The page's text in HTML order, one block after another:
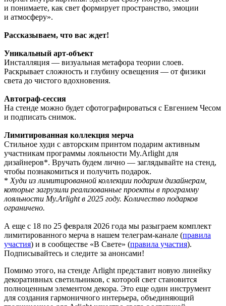
и понимаете, как свет формирует пространство, эмоции
и атмосферу».
Рассказываем, что вас ждет!
Уникальный арт-объект
Инсталляция — визуальная метафора теории слоев.
Раскрывает сложность и глубину освещения — от физики
света до чистого вдохновения.
Автограф-сессия
На стенде можно будет сфотографироваться с Евгением Чесом
и подписать снимок.
Лимитированная коллекция мерча
Стильное худи с авторским принтом подарим активным
участникам программы лояльности My.Arlight для
дизайнеров*. Вручать будем лично — заглядывайте на стенд,
чтобы познакомиться и получить подарок.
* Худи из лимитированной коллекции подарим дизайнерам,
которые загрузили реализованные проекты в программу
лояльности My.Arlight в 2025 году. Количество подарков
ограничено.
А еще с 18 по 25 февраля 2026 года мы разыграем комплект
лимитированного мерча в нашем телеграм-канале (правила
участия) и в сообществе «В Свете» (правила участия).
Подписывайтесь и следите за анонсами!
Помимо этого, на стенде Arlight представит новую линейку
декоративных светильников, с которой свет становится
полноценным элементом декора. Это еще один инструмент
для создания гармоничного интерьера, объединяющий